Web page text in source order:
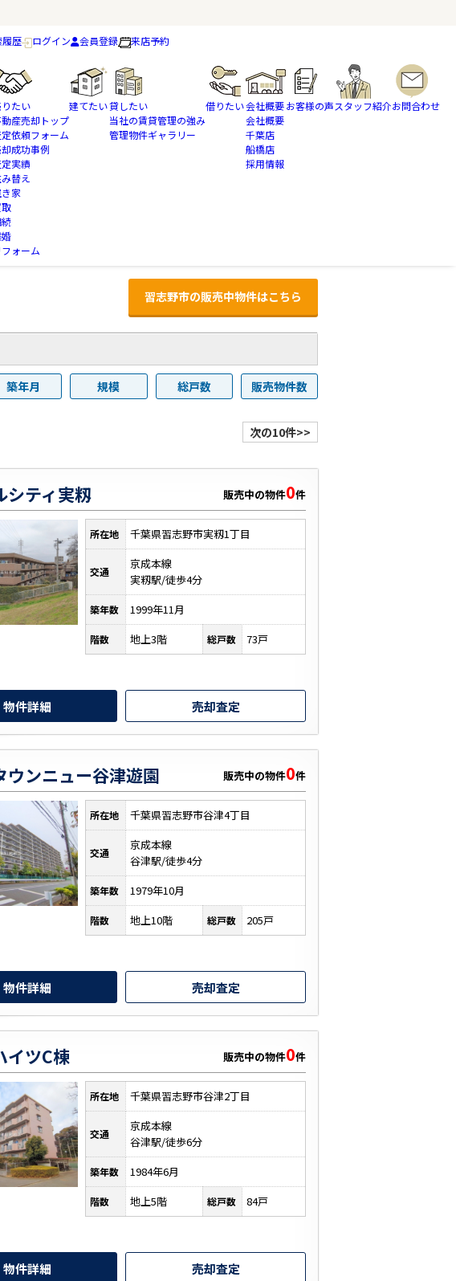
履歴 ログイン 会員登録 来店予約
たい
産売却トップ
依頼フォーム
成功事例
実績
替え
家
フォーム
建てたい貸したい
当社の賃貸管理の強み
管理物件ギャラリー
借りたい会社概要
会社概要
千葉店
船橋店
採用情報
お客様の声スタッフ紹介お問合わせ
習志野市の販売中物件はこちら
築年月 規模 総戸数 販売物件数
次の10件>>
シティ実籾 販売中の物件0件
所在地 千葉県習志野市実籾1丁目
交通
京成本線
実籾駅/徒歩4分
築年数 1999年11月
階数 地上3階 総戸数 73戸
物件詳細 売却査定
ウンニュー谷津遊園 販売中の物件0件
所在地 千葉県習志野市谷津4丁目
交通
京成本線
谷津駅/徒歩4分
築年数 1979年10月
階数 地上10階 総戸数 205戸
物件詳細 売却査定
イツC棟 販売中の物件0件
所在地 千葉県習志野市谷津2丁目
交通
京成本線
谷津駅/徒歩6分
築年数 1984年6月
階数 地上5階 総戸数 84戸
物件詳細 売却査定